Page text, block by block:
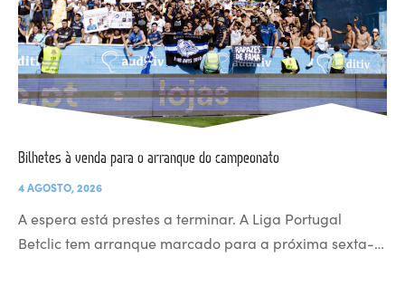
Bilhetes à venda para o arranque do campeonato
4 AGOSTO, 2026
A espera está prestes a terminar. A Liga Portugal
Betclic tem arranque marcado para a próxima sexta-…